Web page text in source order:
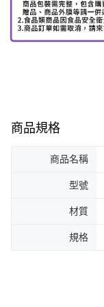
商品規格
商品名稱
型號
材質
規格